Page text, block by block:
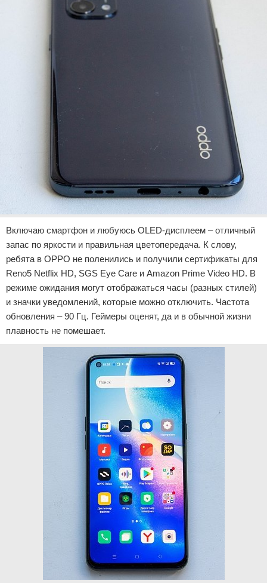
Включаю смартфон и любуюсь OLED-дисплеем – отличный
запас по яркости и правильная цветопередача. К слову,
ребята в OPPO не поленились и получили сертификаты для
Reno5 Netflix HD, SGS Eye Care и Amazon Prime Video HD. В
режиме ожидания могут отображаться часы (разных стилей)
и значки уведомлений, которые можно отключить. Частота
обновления – 90 Гц. Геймеры оценят, да и в обычной жизни
плавность не помешает.